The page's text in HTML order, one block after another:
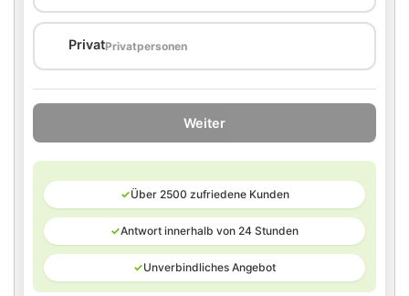
PrivatPrivatpersonen
Weiter
✓Über 2500 zufriedene Kunden
✓Antwort innerhalb von 24 Stunden
✓Unverbindliches Angebot